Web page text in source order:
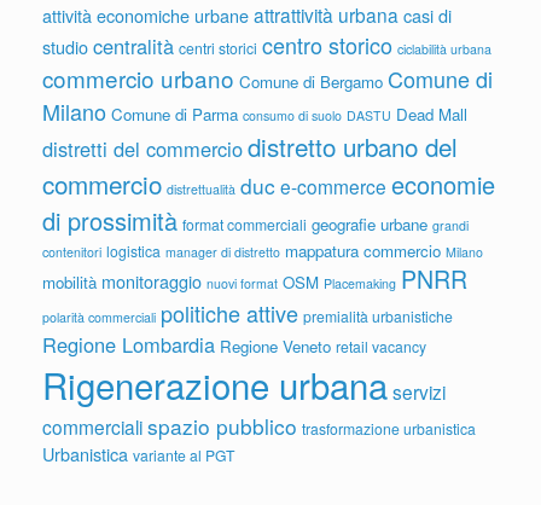
attività economiche urbaneattrattività urbana casi di
studiocentralità centri storici centro storico ciclabilità urbana
commercio urbano Comune di Bergamo Comune di
Milano Comune di Parma consumo di suolo DASTU Dead Mall
distretti del commerciodistretto urbano del
commercio distrettualità duc e-commerce economie
di prossimità format commerciali geografie urbane grandi
contenitori logistica manager di distretto mappatura commercio Milano
mobilità monitoraggio nuovi format OSM Placemaking PNRR
polarità commerciali politiche attive premialità urbanistiche
Regione Lombardia Regione Veneto retail vacancy
Rigenerazione urbanaservizi
commercialispazio pubblico trasformazione urbanistica
Urbanistica variante al PGT